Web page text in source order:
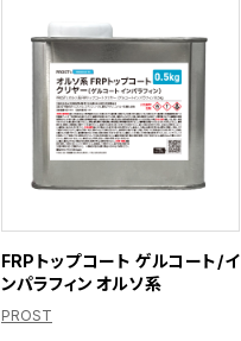
FRPトップコート ゲルコート/イ
ンパラフィン オルソ系
PROST